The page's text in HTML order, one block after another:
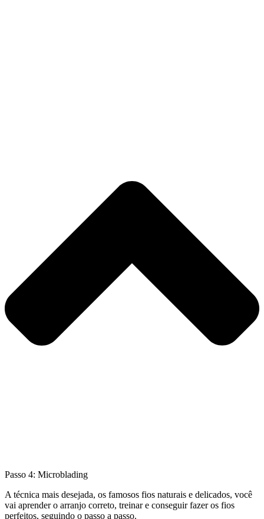
Passo 4: Microblading
A técnica mais desejada, os famosos fios naturais e delicados, você
vai aprender o arranjo correto, treinar e conseguir fazer os fios
perfeitos, seguindo o passo a passo.